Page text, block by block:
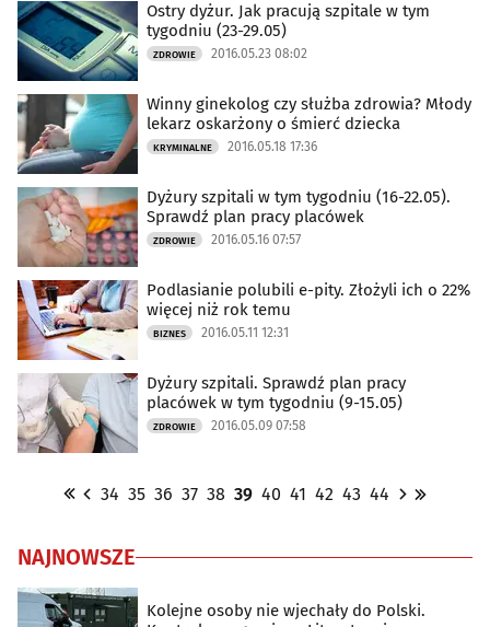
Ostry dyżur. Jak pracują szpitale w tym
tygodniu (23-29.05)
ZDROWIE 2016.05.23 08:02
Winny ginekolog czy służba zdrowia? Młody
lekarz oskarżony o śmierć dziecka
KRYMINALNE 2016.05.18 17:36
Dyżury szpitali w tym tygodniu (16-22.05).
Sprawdź plan pracy placówek
ZDROWIE 2016.05.16 07:57
Podlasianie polubili e-pity. Złożyli ich o 22%
więcej niż rok temu
BIZNES 2016.05.11 12:31
Dyżury szpitali. Sprawdź plan pracy
placówek w tym tygodniu (9-15.05)
ZDROWIE 2016.05.09 07:58
34 35 36 37 38 39 40 41 42 43 44
NAJNOWSZE
Kolejne osoby nie wjechały do Polski.